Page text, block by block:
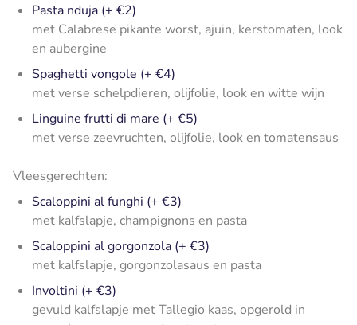
Pasta nduja (+ €2)
met Calabrese pikante worst, ajuin, kerstomaten, look
en aubergine
Spaghetti vongole (+ €4)
met verse schelpdieren, olijfolie, look en witte wijn
Linguine frutti di mare (+ €5)
met verse zeevruchten, olijfolie, look en tomatensaus
Vleesgerechten:
Scaloppini al funghi (+ €3)
met kalfslapje, champignons en pasta
Scaloppini al gorgonzola (+ €3)
met kalfslapje, gorgonzolasaus en pasta
Involtini (+ €3)
gevuld kalfslapje met Tallegio kaas, opgerold in